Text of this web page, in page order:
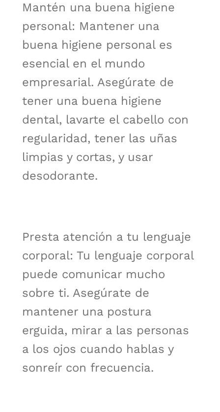
Mantén una buena higiene
personal: Mantener una
buena higiene personal es
esencial en el mundo
empresarial. Asegúrate de
tener una buena higiene
dental, lavarte el cabello con
regularidad, tener las uñas
limpias y cortas, y usar
desodorante.
Presta atención a tu lenguaje
corporal: Tu lenguaje corporal
puede comunicar mucho
sobre ti. Asegúrate de
mantener una postura
erguida, mirar a las personas
a los ojos cuando hablas y
sonreír con frecuencia.